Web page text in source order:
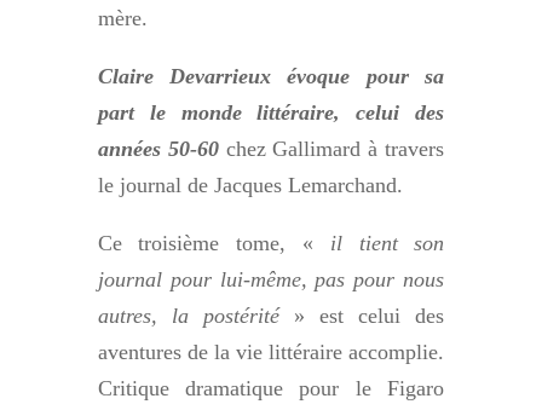
mère.
Claire Devarrieux évoque pour sa
part le monde littéraire, celui des
années 50-60chez Gallimard à travers
le journal de Jacques Lemarchand.
Ce troisième tome, « il tient son
journal pour lui-même, pas pour nous
autres, la postérité» est celui des
aventures de la vie littéraire accomplie.
Critique dramatique pour le Figaro